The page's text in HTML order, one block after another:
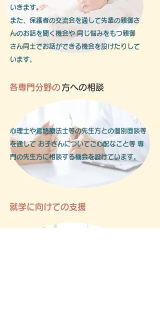
いきます。
また、保護者の交流会を通して先輩の親御さ
んのお話を聞く機会や 同じ悩みをもつ親御
さん同士でお話ができる機会を設けたりして
います。
​ 各専門分野の方への相談
心理士や言語療法士等の先生方との個別面談等
を通して お子さんについてご心配なこと等 専
門の先生方に相談する機会を設けています。
​ 就学に向けての支援